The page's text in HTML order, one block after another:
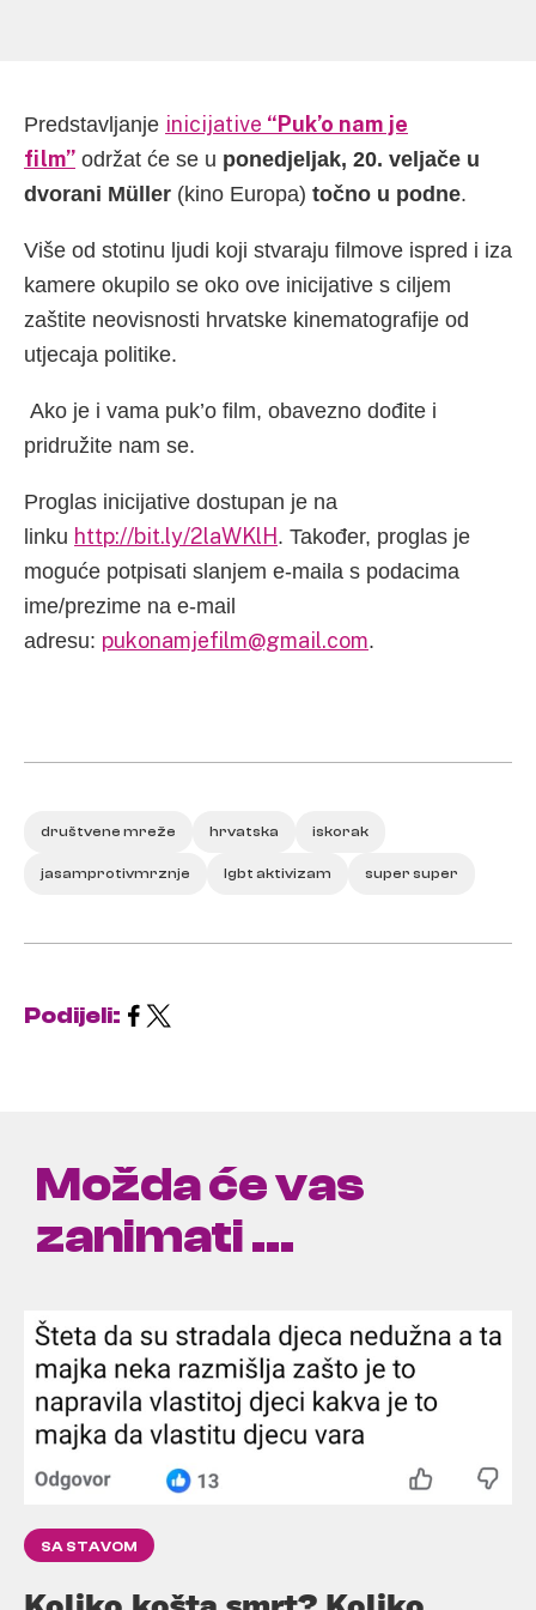
Predstavljanje inicijative “Puk’o nam je
film” održat će se u ponedjeljak, 20. veljače u
dvorani Müller (kino Europa) točno u podne.
Više od stotinu ljudi koji stvaraju filmove ispred i iza
kamere okupilo se oko ove inicijative s ciljem
zaštite neovisnosti hrvatske kinematografije od
utjecaja politike.
Ako je i vama puk’o film, obavezno dođite i
pridružite nam se.
Proglas inicijative dostupan je na
linku http://bit.ly/2laWKlH. Također, proglas je
moguće potpisati slanjem e-maila s podacima
ime/prezime na e-mail
adresu: pukonamjefilm@gmail.com.
društvene mreže hrvatska iskorak
jasamprotivmrznje lgbt aktivizam super super
Podijeli:
Možda će vas
zanimati ...
SA STAVOM